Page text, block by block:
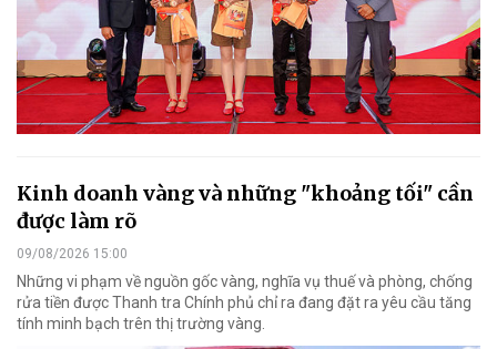
Kinh doanh vàng và những "khoảng tối" cần
được làm rõ
09/08/2026 15:00
Những vi phạm về nguồn gốc vàng, nghĩa vụ thuế và phòng, chống
rửa tiền được Thanh tra Chính phủ chỉ ra đang đặt ra yêu cầu tăng
tính minh bạch trên thị trường vàng.